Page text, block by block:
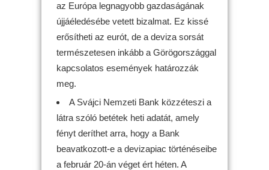
az Európa legnagyobb gazdaságának
újjáéledésébe vetett bizalmat. Ez kissé
erősítheti az eurót, de a deviza sorsát
természetesen inkább a Görögországgal
kapcsolatos események határozzák
meg.
A Svájci Nemzeti Bank közzéteszi a
látra szóló betétek heti adatát, amely
fényt deríthet arra, hogy a Bank
beavatkozott-e a devizapiac történéseibe
a február 20-án véget ért héten. A